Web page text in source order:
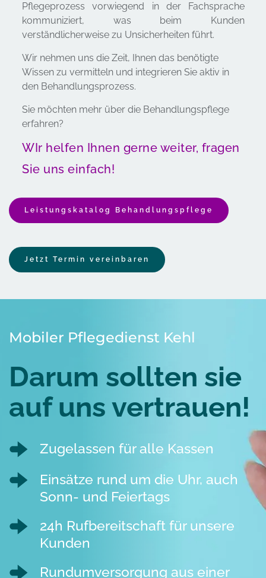
Pflegeprozess vorwiegend in der Fachsprache
kommuniziert, was beim Kunden
verständlicherweise zu Unsicherheiten führt.
Wir nehmen uns die Zeit, Ihnen das benötigte
Wissen zu vermitteln und integrieren Sie aktiv in
den Behandlungsprozess.
Sie möchten mehr über die Behandlungspflege
erfahren?
WIr helfen Ihnen gerne weiter, fragen
Sie uns einfach!
Leistungskatalog Behandlungspflege
Jetzt Termin vereinbaren
Mobiler Pflegedienst Kehl
Darum sollten sie
auf uns vertrauen!
Zugelassen für alle Kassen
Einsätze rund um die Uhr, auch
Sonn- und Feiertags
24h Rufbereitschaft für unsere
Kunden
Rundumversorgung aus einer